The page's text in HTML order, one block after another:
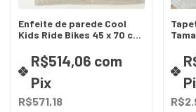
Enfeite de parede Cool
Kids Ride Bikes 45 x 70 cm
R$571,18
R$514,06 com
Pix